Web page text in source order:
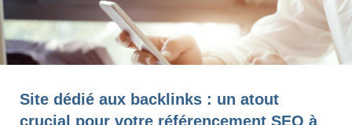
Site dédié aux backlinks : un atout
crucial pour votre référencement SEO à